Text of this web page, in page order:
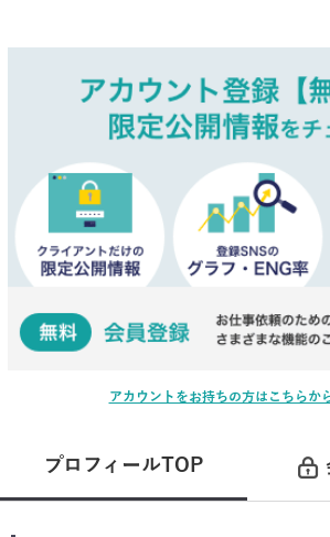
アカウントをお持ちの方はこちらか
プロフィールTOP